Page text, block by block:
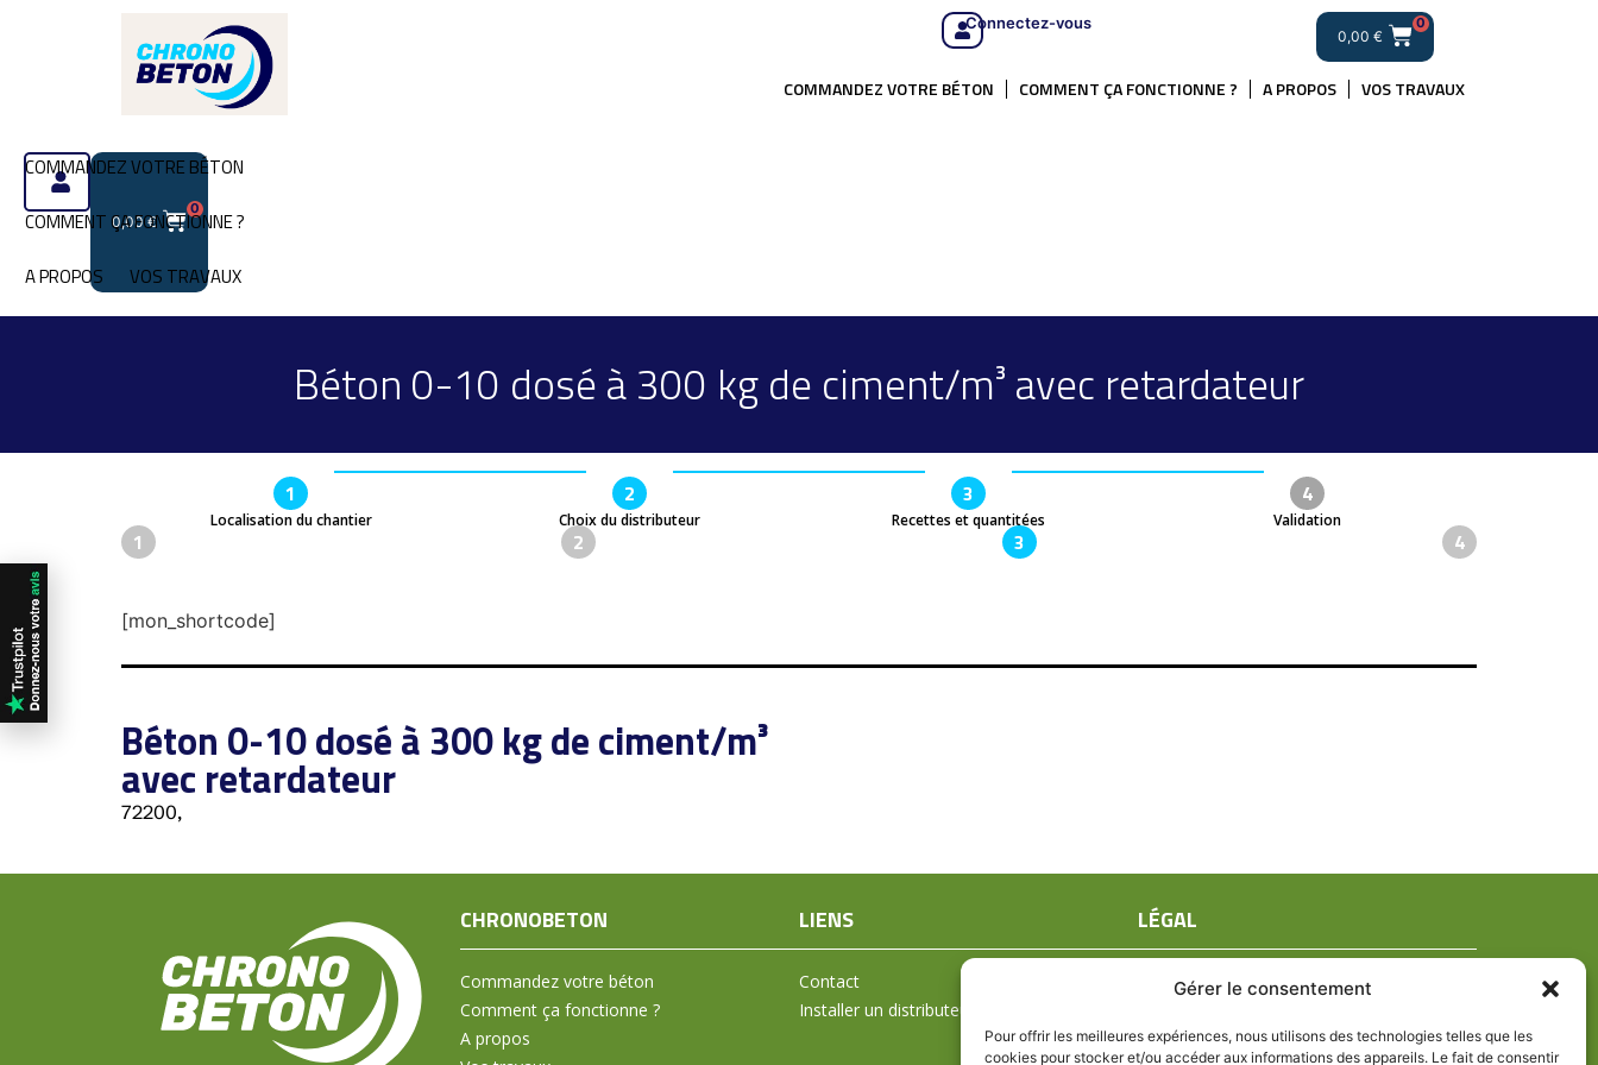
Gérer le consentement
Pour offrir les meilleures expériences, nous utilisons des technologies telles que les
cookies pour stocker et/ou accéder aux informations des appareils. Le fait de consentir
Connectez-vous
0,00 €
0
COMMANDEZ VOTRE BÉTON COMMENT ÇA FONCTIONNE ? A PROPOS VOS TRAVAUX
COMMANDEZ VOTRE BÉTON
COMMENT ÇA FONCTIONNE ?
A PROPOS
VOS TRAVAUX
0,00€
0
Béton 0-10 dosé à 300 kg de ciment/m³ avec retardateur
1
Localisation du chantier
2
Choix du distributeur
3
Recettes et quantitées
4
Validation
1 2 3 4
[mon_shortcode]
Béton 0-10 dosé à 300 kg de ciment/m³
avec retardateur
72200,
CHRONOBETON
Commandez votre béton
Comment ça fonctionne ?
A propos
LIENS
Contact
Installer un distributeur
LÉGAL
Mentions légales
Politique de confidentialité